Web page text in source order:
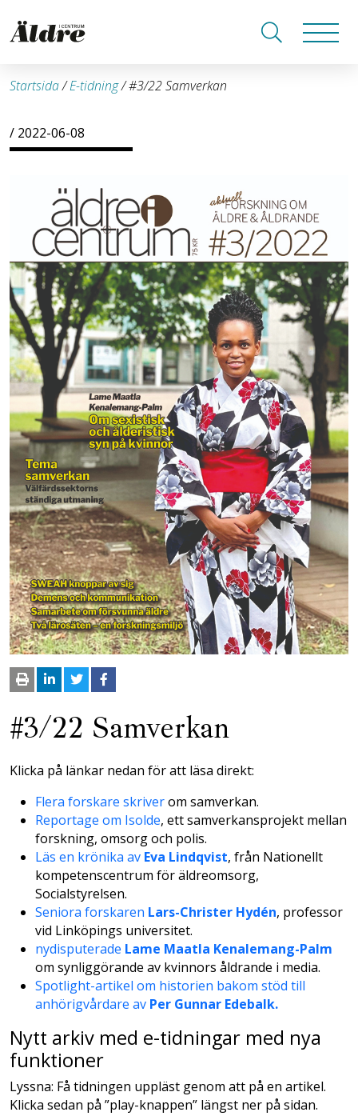
Startsida/E-tidning/#3/22 Samverkan
/ 2022-06-08
#3/22 Samverkan
Klicka på länkar nedan för att läsa direkt:
Flera forskare skriverom samverkan.
Reportage om Isolde, ett samverkansprojekt mellan
forskning, omsorg och polis.
Läs en krönika av Eva Lindqvist, från Nationellt
kompetenscentrum för äldreomsorg,
Socialstyrelsen.
Seniora forskaren Lars-Christer Hydén, professor
vid Linköpings universitet.
nydisputerade Lame Maatla Kenalemang-Palm
om synliggörande av kvinnors åldrande i media.
Spotlight-artikel om historien bakom stöd till
anhörigvårdare av Per Gunnar Edebalk.
Nytt arkiv med e-tidningar med nya
funktioner
Lyssna: Få tidningen uppläst genom att på en artikel.
Klicka sedan på ”play-knappen” längst ner på sidan.